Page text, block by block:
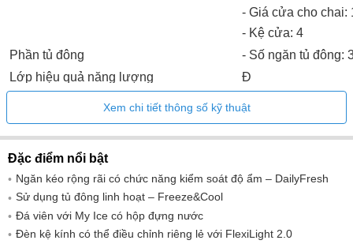
- Giá cửa cho chai:
- Kệ cửa: 4
Phần tủ đông
- Số ngăn tủ đông:
Lớp hiệu quả năng lượng
Đ
Năng lượng tiêu thụ trong 24h
0.5 kWh
Kích thước sản phẩm (RxCxS)
559 x 1770 x 546
Trọng lượng
Lớp khí hậu
Tổng công suất sử dụng
Ngăn tủ lạnh
184 l
Xem chi tiết thông số kỹ thuật
Đặc điểm nổi bật
Ngăn kéo rộng rãi có chức năng kiểm soát độ ẩm – DailyFresh
Sử dụng tủ đông linh hoạt – Freeze&Cool
Đá viên với My Ice có hộp đựng nước
Đèn kệ kính có thể điều chỉnh riêng lẻ với FlexiLight 2.0